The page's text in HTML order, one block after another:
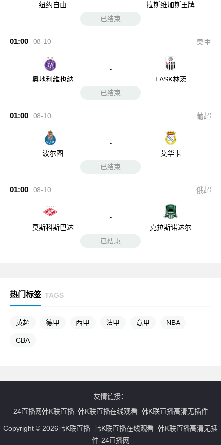
纽约自由
拉斯维加斯王牌
已结束
01:00 08-10 奥甲
奥地利维也纳
-
LASK林茨
已结束
01:00 08-10 葡超
波尔图
-
艾华卡
已结束
01:00 08-10 俄超
莫斯科斯巴达
-
克拉斯诺达尔
已结束
热门标签 TAGS
英超 德甲 西甲 法甲 意甲 NBA
CBA
友情链接：
24直播网韩K联直播_韩K联直播在线观看_韩K联直播高清无插件
Copyright © 2026韩K联直播_韩K联直播在线观看_韩K联直播高清无插
件-24直播网